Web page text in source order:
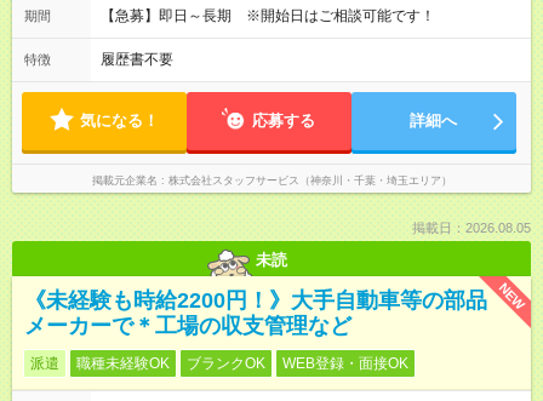
期間 【急募】即日～長期 ※開始日はご相談可能です！
特徴 履歴書不要
気になる！ 応募する 詳細へ
掲載元企業名 株式会社スタッフサービス（神奈川・千葉・埼玉エリア）
掲載日：2026.08.05
未読
NEW
《未経験も時給2200円！》大手自動車等の部品
メーカーで＊工場の収支管理など
派遣 職種未経験OK ブランクOK WEB登録・面接OK